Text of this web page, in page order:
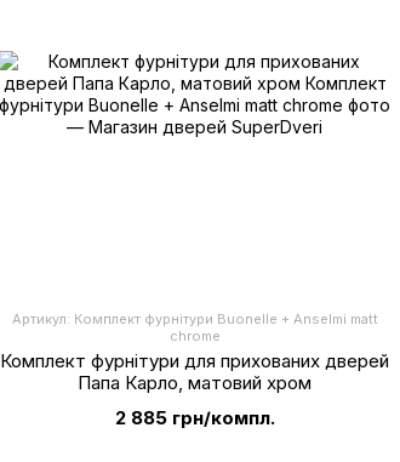
Артикул: Комплект фурнітури Buonelle + Anselmi matt
chrome
Комплект фурнітури для прихованих дверей
Папа Карло, матовий хром
2 885 грн/компл.